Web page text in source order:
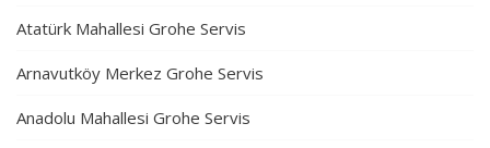
Atatürk Mahallesi Grohe Servis
Arnavutköy Merkez Grohe Servis
Anadolu Mahallesi Grohe Servis